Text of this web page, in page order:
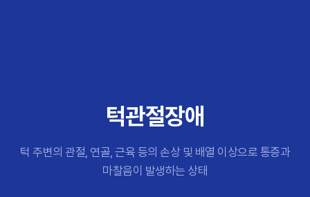
#교통사고후유증 #허리디스크
#추나요법
턱관절장애
턱 주변의 관절, 연골, 근육 등의 손상 및 배열 이상으로 통증과
마찰음이 발생하는 상태